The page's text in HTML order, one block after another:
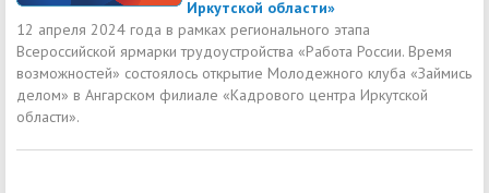
Иркутской области»
12 апреля 2024 года в рамках регионального этапа
Всероссийской ярмарки трудоустройства «Работа России. Время
возможностей» состоялось открытие Молодежного клуба «Займись
делом» в Ангарском филиале «Кадрового центра Иркутской
области».